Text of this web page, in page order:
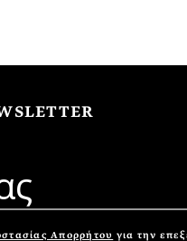
Απορρήτου για την